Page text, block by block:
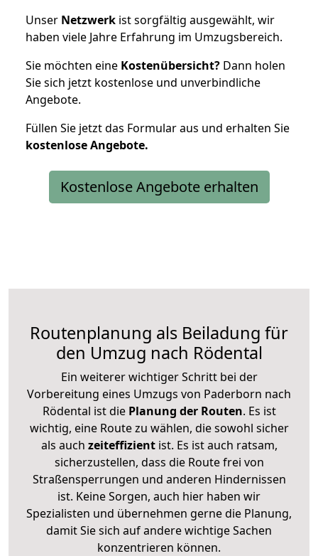
Unser Netzwerk ist sorgfältig ausgewählt, wir
haben viele Jahre Erfahrung im Umzugsbereich.
Sie möchten eine Kostenübersicht? Dann holen
Sie sich jetzt kostenlose und unverbindliche
Angebote.
Füllen Sie jetzt das Formular aus und erhalten Sie
kostenloseAngebote.
Kostenlose Angebote erhalten
Routenplanung als Beiladung für
den Umzug nach Rödental
Ein weiterer wichtiger Schritt bei der
Vorbereitung eines Umzugs von Paderborn nach
Rödental ist diePlanung der Routen. Es ist
wichtig, eine Route zu wählen, die sowohl sicher
als auch zeiteffizientist. Es ist auch ratsam,
sicherzustellen, dass die Route frei von
Straßensperrungen und anderen Hindernissen
ist. Keine Sorgen, auch hier haben wir
Spezialisten und übernehmen gerne die Planung,
damit Sie sich auf andere wichtige Sachen
konzentrieren können.